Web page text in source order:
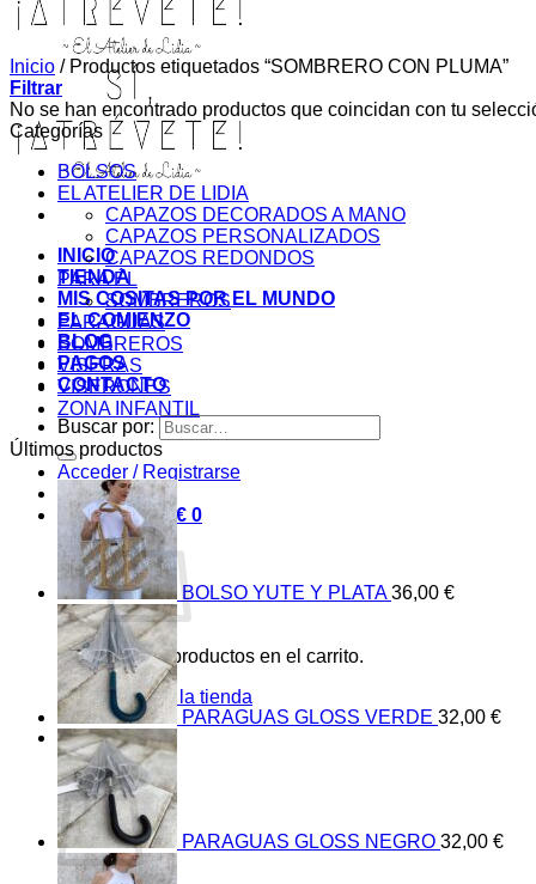
INICIO
TIENDA
MIS COSITAS POR EL MUNDO
EL COMIENZO
BLOG
PAGOS
CONTACTO
Buscar por:
Acceder / Registrarse
Carrito /0,00€ 0
No hay productos en el carrito.
Volver a la tienda
0
Carrito
Inicio /Productos etiquetados “SOMBRERO CON PLUMA”
Filtrar
No se han encontrado productos que coincidan con tu
Categorías
BOLSOS
EL ATELIER DE LIDIA
CAPAZOS DECORADOS A MANO
CAPAZOS PERSONALIZADOS
CAPAZOS REDONDOS
PARA ÉL
SOMBREROS
PARAGUAS
SOMBREROS
VISERAS
VISERONES
ZONA INFANTIL
Últimos productos
BOLSO YUTE Y PLATA 36,00 €
PARAGUAS GLOSS VERDE 32,00 €
PARAGUAS GLOSS NEGRO 32,00 €